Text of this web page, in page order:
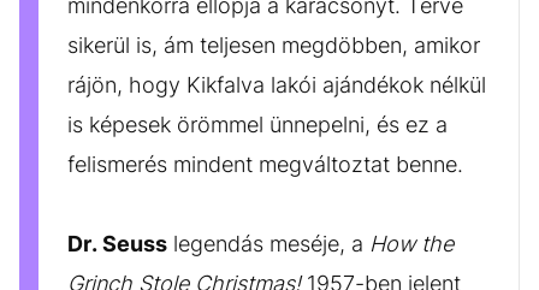
mindenkorra ellopja a karácsonyt. Terve
sikerül is, ám teljesen megdöbben, amikor
rájön, hogy Kikfalva lakói ajándékok nélkül
is képesek örömmel ünnepelni, és ez a
felismerés mindent megváltoztat benne.
Dr. Seuss legendás meséje, a How the
Grinch Stole Christmas!1957-ben jelent